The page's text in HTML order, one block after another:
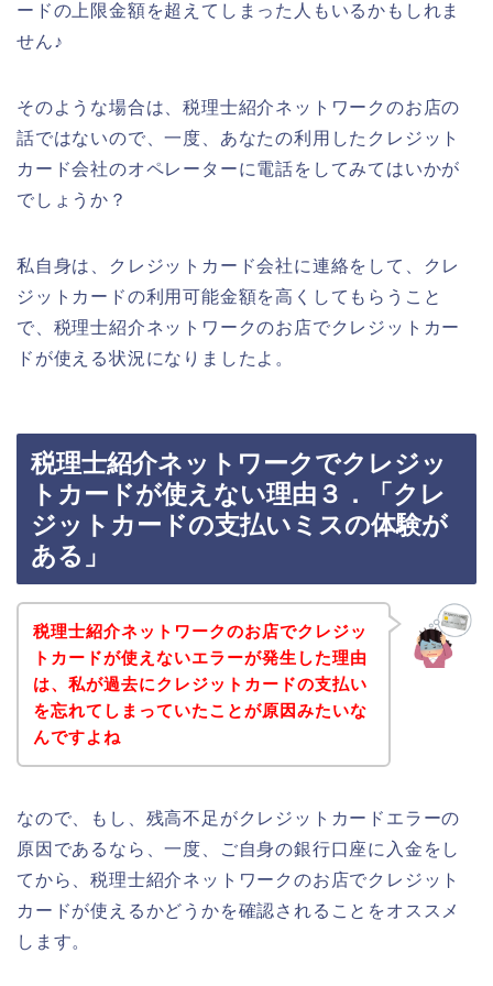
ードの上限金額を超えてしまった人もいるかもしれま
せん♪
そのような場合は、税理士紹介ネットワークのお店の
話ではないので、一度、あなたの利用したクレジット
カード会社のオペレーターに電話をしてみてはいかが
でしょうか？
私自身は、クレジットカード会社に連絡をして、クレ
ジットカードの利用可能金額を高くしてもらうこと
で、税理士紹介ネットワークのお店でクレジットカー
ドが使える状況になりましたよ。
税理士紹介ネットワークでクレジッ
トカードが使えない理由３．「クレ
ジットカードの支払いミスの体験が
ある」
税理士紹介ネットワークのお店でクレジッ
トカードが使えないエラーが発生した理由
は、私が過去にクレジットカードの支払い
を忘れてしまっていたことが原因みたいな
んですよね
なので、もし、残高不足がクレジットカードエラーの
原因であるなら、一度、ご自身の銀行口座に入金をし
てから、税理士紹介ネットワークのお店でクレジット
カードが使えるかどうかを確認されることをオススメ
します。